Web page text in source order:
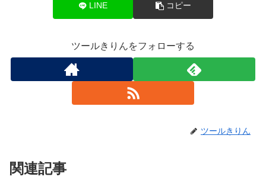
LINE コピー
ツールきりんをフォローする
ツールきりん
関連記事